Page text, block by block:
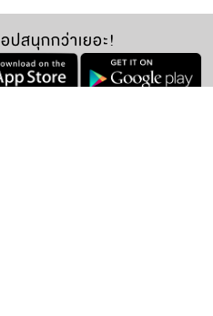
ปสนุกกว่าเยอะ!